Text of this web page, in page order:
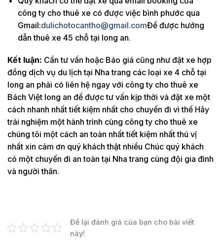
công ty cho thuê xe có được việc bình phước qua
Gmail:dulichotocantho@gmail.comĐể được hướng
dẫn thuê xe 45 chỗ tại long an.
Kết luận: Cần tư vấn hoặc Báo giá cũng như đặt xe hợp
đồng dịch vụ du lịch tại Nha trang các loại xe 4 chỗ tại
long an phải có liên hệ ngay với công ty cho thuê xe
Bách Việt long an để được tư vấn kịp thời và đặt xe một
cách nhanh nhất tiết kiệm nhất cho chuyến đi vì thế Hãy
trải nghiệm một hành trình cùng công ty cho thuê xe
chúng tôi một cách an toàn nhất tiết kiệm nhất thú vị
nhất xin cảm ơn quý khách thật nhiều Chúc quý khách
có một chuyến đi an toàn tại Nha trang cùng đội gia đình
và người thân.
Để lại đánh giá của bạn cho bài viết
này!